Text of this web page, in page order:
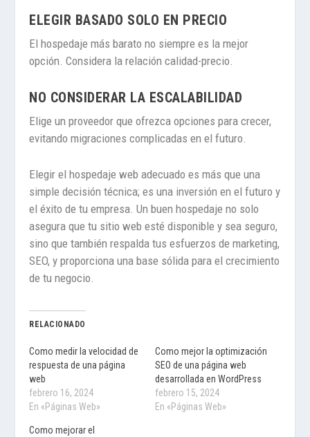
ELEGIR BASADO SOLO EN PRECIO
El hospedaje más barato no siempre es la mejor
opción. Considera la relación calidad-precio.
NO CONSIDERAR LA ESCALABILIDAD
Elige un proveedor que ofrezca opciones para crecer,
evitando migraciones complicadas en el futuro.
Elegir el hospedaje web adecuado es más que una
simple decisión técnica; es una inversión en el futuro y
el éxito de tu empresa. Un buen hospedaje no solo
asegura que tu sitio web esté disponible y sea seguro,
sino que también respalda tus esfuerzos de marketing,
SEO, y proporciona una base sólida para el crecimiento
de tu negocio.
RELACIONADO
Como medir la velocidad de
respuesta de una página
web
febrero 16, 2024
En «Páginas Web»
Como mejor la optimización
SEO de una página web
desarrollada en WordPress
febrero 15, 2024
En «Páginas Web»
Como mejorar el